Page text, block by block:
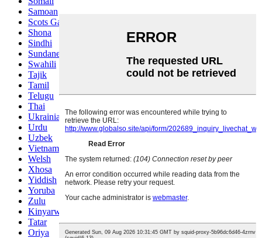
Samoan
Scots Gaelic
Shona
Sindhi
Sundanese
Swahili
Tajik
Tamil
Telugu
Thai
Ukrainian
Urdu
Uzbek
Vietnamese
Welsh
Xhosa
Yiddish
Yoruba
Zulu
Kinyarwanda
Tatar
Oriya